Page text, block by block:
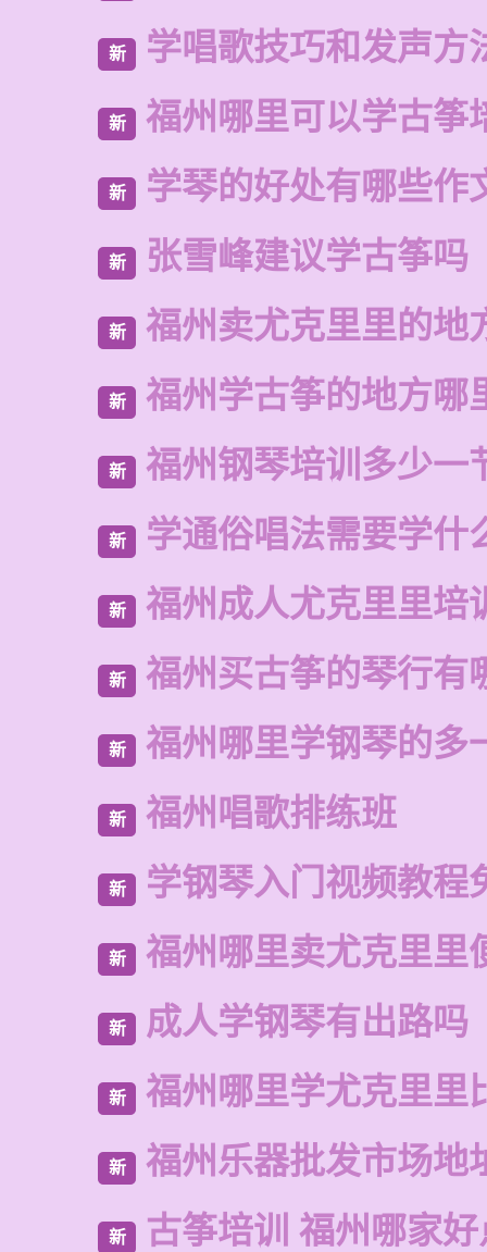
新 学唱歌技巧和发声方
新 福州哪里可以学古筝
新 学琴的好处有哪些作
新 张雪峰建议学古筝吗
新 福州卖尤克里里的地
新 福州学古筝的地方哪
新 福州钢琴培训多少一
新 学通俗唱法需要学什
新 福州成人尤克里里培
新 福州买古筝的琴行有
新 福州哪里学钢琴的多
新 福州唱歌排练班
新 学钢琴入门视频教程
新 福州哪里卖尤克里里
新 成人学钢琴有出路吗
新 福州哪里学尤克里里
新 福州乐器批发市场地
新 古筝培训 福州哪家好